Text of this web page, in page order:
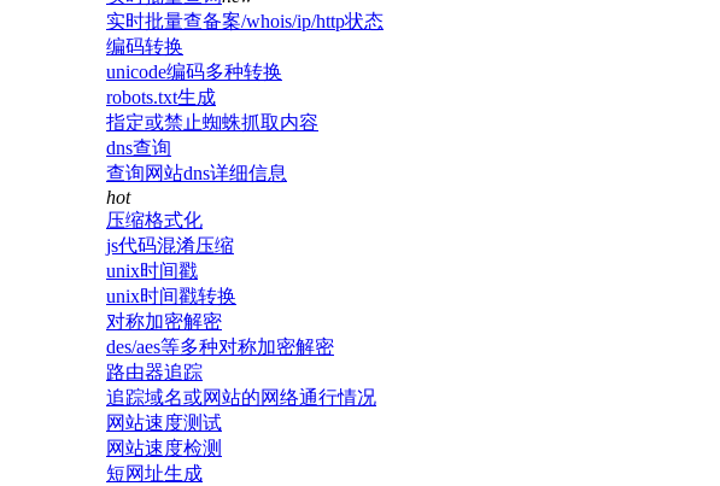
实时批量查备案/whois/ip/http状态
编码转换
unicode编码多种转换
robots.txt生成
指定或禁止蜘蛛抓取内容
dns查询
查询网站dns详细信息
hot
压缩格式化
js代码混淆压缩
unix时间戳
unix时间戳转换
对称加密解密
des/aes等多种对称加密解密
路由器追踪
追踪域名或网站的网络通行情况
网站速度测试
网站速度检测
短网址生成